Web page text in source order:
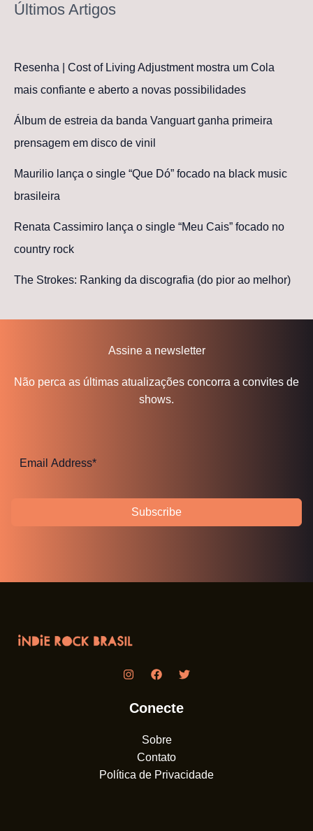
Últimos Artigos
Resenha | Cost of Living Adjustment mostra um Cola
mais confiante e aberto a novas possibilidades
Álbum de estreia da banda Vanguart ganha primeira
prensagem em disco de vinil
Maurilio lança o single “Que Dó” focado na black music
brasileira
Renata Cassimiro lança o single “Meu Cais” focado no
country rock
The Strokes: Ranking da discografia (do pior ao melhor)
Assine a newsletter
Não perca as últimas atualizações concorra a convites de
shows.
Subscribe
Conecte
Sobre
Contato
Política de Privacidade